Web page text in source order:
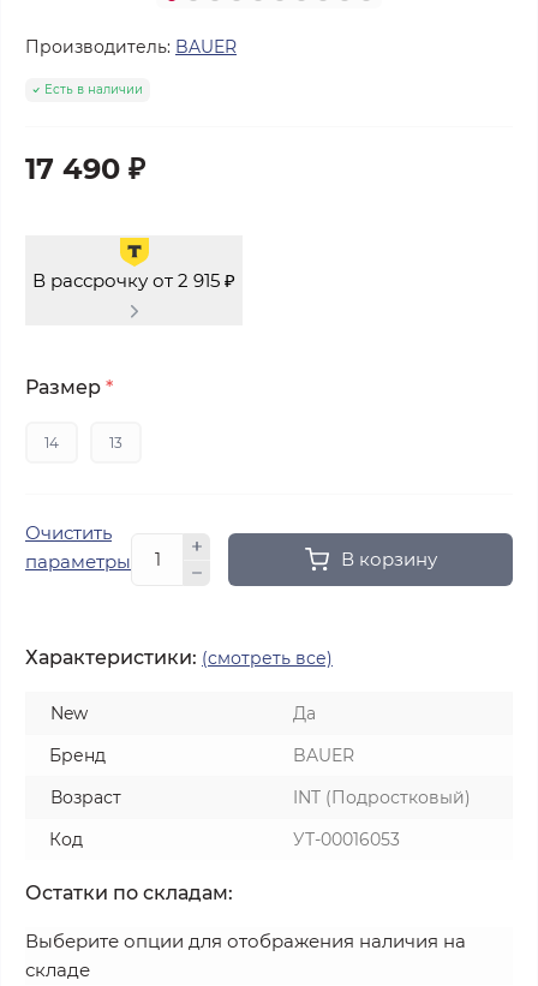
Производитель: BAUER
Есть в наличии
17 490 ₽
В рассрочку от 2 915 ₽
Размер *
14 13
Очистить
параметры
В корзину
Характеристики: (смотреть все)
New
Да
Бренд
BAUER
Возраст
INT (Подростковый)
Код
УТ-00016053
Остатки по складам:
Выберите опции для отображения наличия на
складе